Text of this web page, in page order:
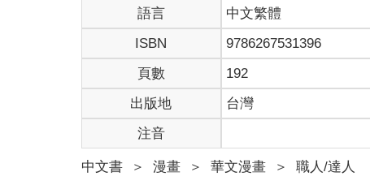
語言 中文繁體
ISBN
9786267531396
頁數
192
出版地
台灣
注音
中文書 ＞ 漫畫 ＞ 華文漫畫 ＞ 職人/達人